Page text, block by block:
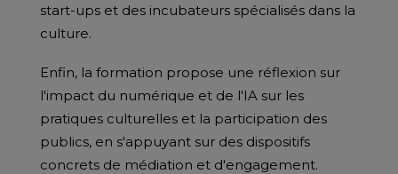
start-ups et des incubateurs spécialisés dans la
culture.
Enfin, la formation propose une réflexion sur
l'impact du numérique et de l'IA sur les
pratiques culturelles et la participation des
publics, en s'appuyant sur des dispositifs
concrets de médiation et d'engagement.